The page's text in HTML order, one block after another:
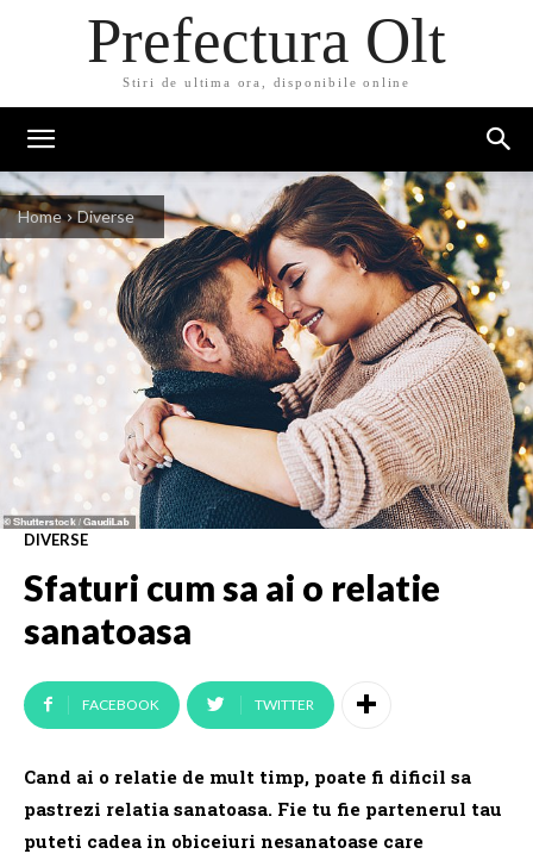
Prefectura Olt
Stiri de ultima ora, disponibile online
Home Diverse
DIVERSE
Sfaturi cum sa ai o relatie
sanatoasa
FACEBOOK TWITTER
Cand ai o relatie de mult timp, poate fi dificil sa
pastrezi relatia sanatoasa. Fie tu fie partenerul tau
puteti cadea in obiceiuri nesanatoase care